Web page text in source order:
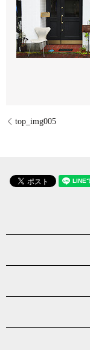
top_img005